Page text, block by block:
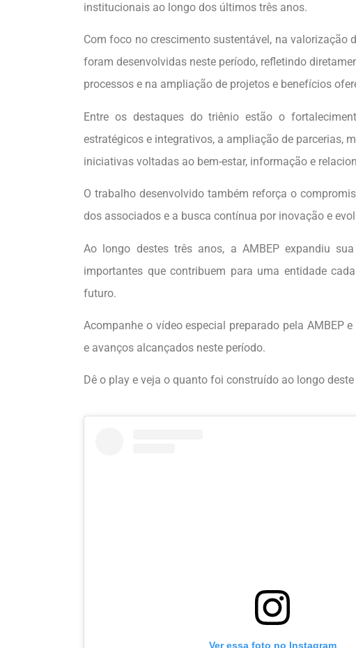
institucionais ao longo dos últimos três anos.
Com foco no crescimento sustentável, na
foram desenvolvidas neste período, refletindo
processos e na ampliação de projetos e benefícios
Entre os destaques do triênio estão o
estratégicos e integrativos, a ampliação de parcerias,
iniciativas voltadas ao bem-estar, informação e
O trabalho desenvolvido também reforça o
dos associados e a busca contínua por inovação e
Ao longo destes três anos, a AMBEP expandiu
importantes que contribuem para uma entidade
futuro.
Acompanhe o vídeo especial preparado pela AMBEP
e avanços alcançados neste período.
Dê o play e veja o quanto foi construído ao longo
Ver essa foto no Instagram